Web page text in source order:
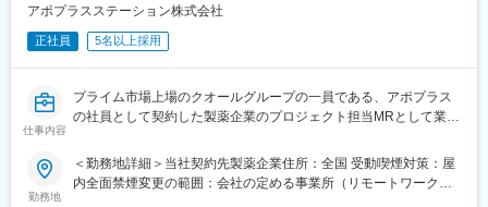
をしています。MRの現在のあり方だけでなく、プラスαの付加価
値が必要と捉え、従業員のキャリア開発、豊富なプロジェクトの
配属機会などが用意されています。
変更の範囲：会社の定める業務
■評価制度：
クライアント先の上司、当社PM・SVそれぞれが評価を定量、定
(1)充実した教育体制：
・製品研修（約2週間～2ヶ月、プロジェクトによる）：入社オリ
研修を受けていただきます。
・継続教育：入社時に配属先の製薬会社で行なわれますが、その
アポプラスステーション株式会社
正社員 5名以上採用
仕事内容
プライム市場上場のクオールグループの一員である、アポプラス
の社員として契約した製薬企業のプロジェクト担当MRとして業務
ックメーカーなどプロジェクトは多岐に渡りますので、今までの
経験を活かせる環境が整っています。
勤務地
＜勤務地詳細＞当社契約先製薬企業住所：全国 受動喫煙対策：屋
内全面禁煙変更の範囲：会社の定める事業所（リモートワーク含